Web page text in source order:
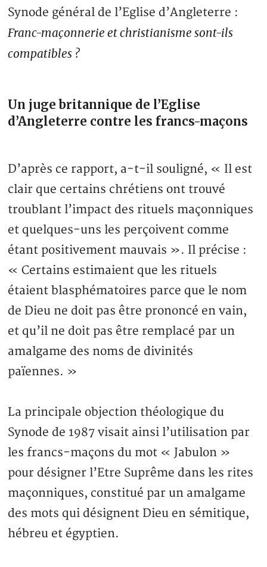
Synode général de l’Eglise d’Angleterre :
Franc-maçonnerie et christianisme sont-ils
compatibles ?
Un juge britannique de l’Eglise
d’Angleterre contre les francs-maçons
D’après ce rapport, a-t-il souligné, « Il est
clair que certains chrétiens ont trouvé
troublant l’impact des rituels maçonniques
et quelques-uns les perçoivent comme
étant positivement mauvais ». Il précise :
« Certains estimaient que les rituels
étaient blasphématoires parce que le nom
de Dieu ne doit pas être prononcé en vain,
et qu’il ne doit pas être remplacé par un
amalgame des noms de divinités
païennes. »
La principale objection théologique du
Synode de 1987 visait ainsi l’utilisation par
les francs-maçons du mot « Jabulon »
pour désigner l’Etre Suprême dans les rites
maçonniques, constitué par un amalgame
des mots qui désignent Dieu en sémitique,
hébreu et égyptien.